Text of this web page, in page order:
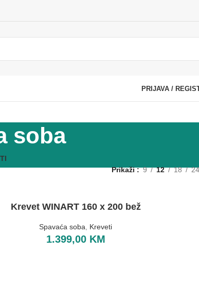
PRIJAVA /
soba
Prikaži 9 12 18 24
Krevet WINART 160 x 200 bež
Spavaća soba Kreveti
1.399,00 KM